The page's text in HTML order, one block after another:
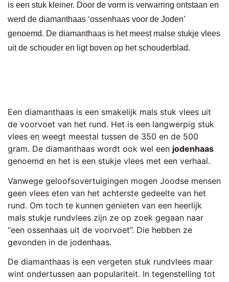
is een stuk kleiner. Door de vorm is verwarring ontstaan en
werd de diamanthaas ‘ossenhaas voor de Joden’
genoemd. De diamanthaas is het meest malse stukje vlees
uit de schouder en ligt boven op het schouderblad.
Een diamanthaas is een smakelijk mals stuk vlees uit
de voorvoet van het rund. Het is een langwerpig stuk
vlees en weegt meestal tussen de 350 en de 500
gram. De diamanthaas wordt ook wel een jodenhaas
genoemd en het is een stukje vlees met een verhaal.
Vanwege geloofsovertuigingen mogen Joodse mensen
geen vlees eten van het achterste gedeelte van het
rund. Om toch te kunnen genieten van een heerlijk
mals stukje rundvlees zijn ze op zoek gegaan naar
“een ossenhaas uit de voorvoet”. Die hebben ze
gevonden in de jodenhaas.
De diamanthaas is een vergeten stuk rundvlees maar
wint ondertussen aan populariteit. In tegenstelling tot